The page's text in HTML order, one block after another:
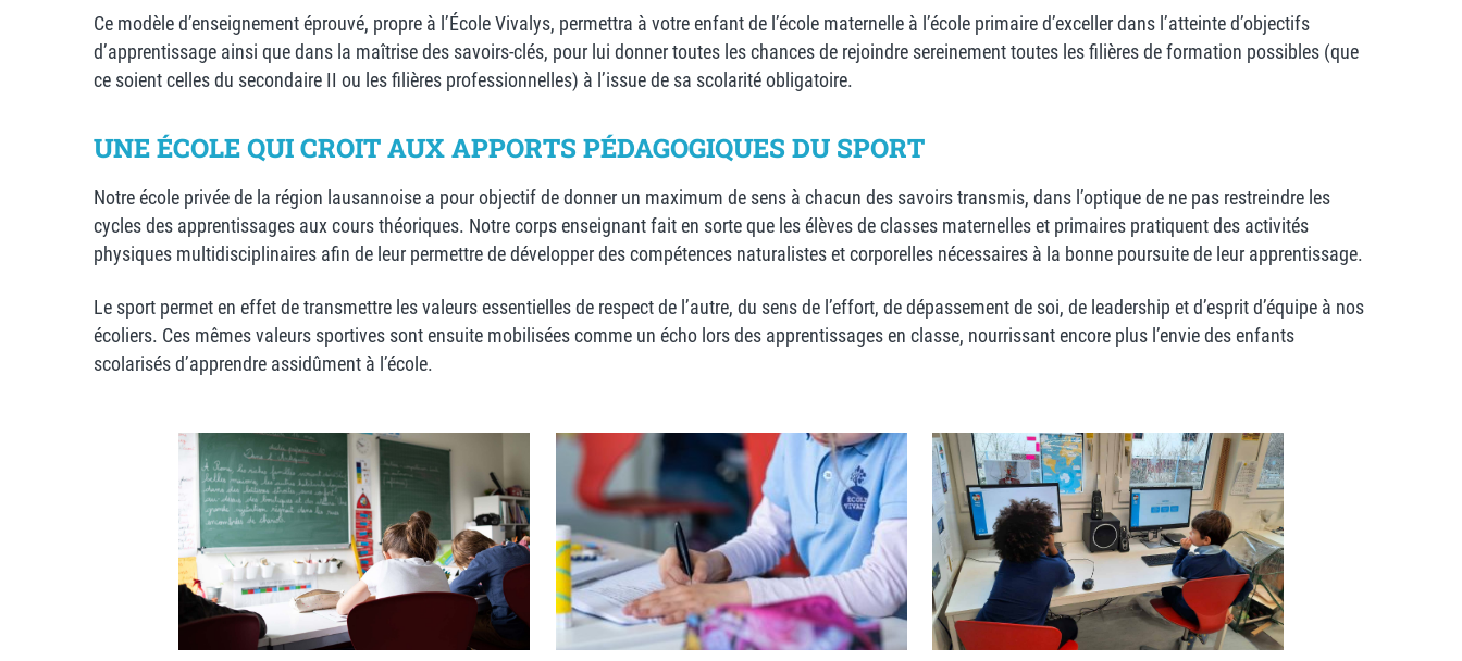
Ce modèle d’enseignement éprouvé, propre à l’École Vivalys, permettra à votre enfant de l’école maternelle à l’école primaire d’exceller dans l’atteinte d’objectifs
d’apprentissage ainsi que dans la maîtrise des savoirs-clés, pour lui donner toutes les chances de rejoindre sereinement toutes les filières de formation possibles (que
ce soient celles du secondaire II ou les filières professionnelles) à l’issue de sa scolarité obligatoire.
UNE ÉCOLE QUI CROIT AUX APPORTS PÉDAGOGIQUES DU SPORT
Notre école privée de la région lausannoise a pour objectif de donner un maximum de sens à chacun des savoirs transmis, dans l’optique de ne pas restreindre les
cycles des apprentissages aux cours théoriques. Notre corps enseignant fait en sorte que les élèves de classes maternelles et primaires pratiquent des activités
physiques multidisciplinaires afin de leur permettre de développer des compétences naturalistes et corporelles nécessaires à la bonne poursuite de leur apprentissage.
Le sport permet en effet de transmettre les valeurs essentielles de respect de l’autre, du sens de l’effort, de dépassement de soi, de leadership et d’esprit d’équipe à nos
écoliers. Ces mêmes valeurs sportives sont ensuite mobilisées comme un écho lors des apprentissages en classe, nourrissant encore plus l’envie des enfants
scolarisés d’apprendre assidûment à l’école.
La classe de 9P évoluant en effectif
réduit
Nos élèves bénéficient de cours de
perfectionnement ou de prolongement
Les élèves de 6P à l'occasion du
concours des Explorateurs de l’énergie